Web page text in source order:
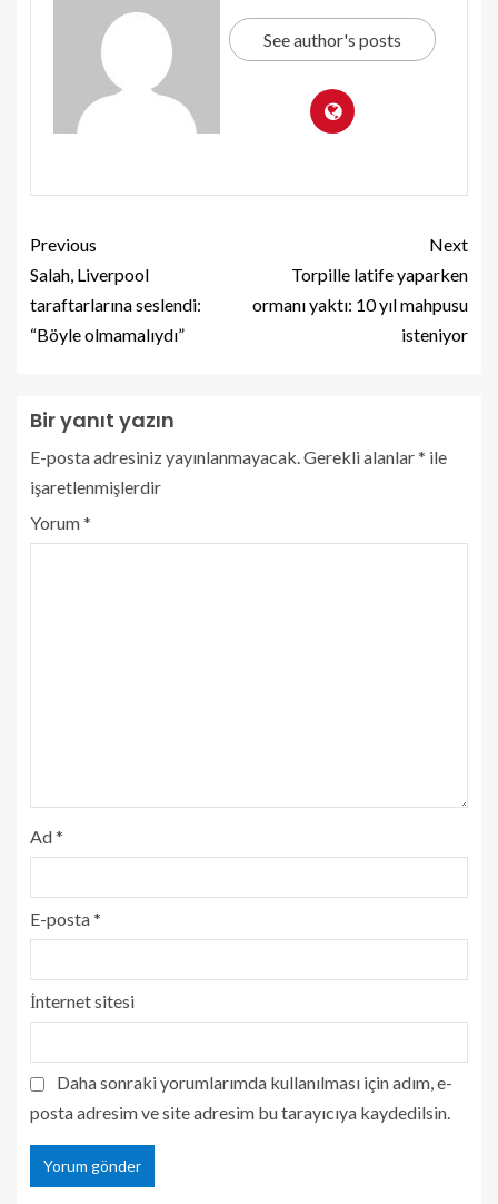
See author's posts
Previous
Salah, Liverpool
taraftarlarına seslendi:
“Böyle olmamalıydı”
Next
Torpille latife yaparken
ormanı yaktı: 10 yıl mahpusu
isteniyor
Bir yanıt yazın
E-posta adresiniz yayınlanmayacak. Gerekli alanlar* ile
işaretlenmişlerdir
Yorum*
Ad*
E-posta*
İnternet sitesi
Daha sonraki yorumlarımda kullanılması için adım, e-
posta adresim ve site adresim bu tarayıcıya kaydedilsin.